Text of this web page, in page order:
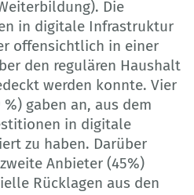
Die
in digitale Infrastruktur
offensichtlich in einer
den regulären Haushalt
werden konnte. Vier
gaben an, aus dem
in digitale
zu haben. Darüber
Anbieter (45%)
Rücklagen aus den